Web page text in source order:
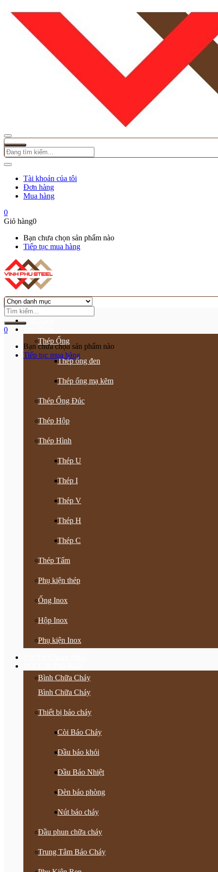
Tài khoản của tôi
Đơn hàng
Mua hàng
0
Giỏ hàng0
Bạn chưa chọn sản phẩm nào
Tiếp tục mua hàng
0
Bạn chưa chọn sản phẩm nào
Tiếp tục mua hàng
Trang chủ
Giới thiệu
Thép Ống
Thép ống đen
Thép ống mạ kẽm
Thép Ống Đúc
Thép Hộp
Thép Hình
Thép U
Thép I
Thép V
Thép H
Thép C
Thép Tấm
Phụ kiện thép
Ống Inox
Hộp Inox
Phụ kiện Inox
Bình Chữa Cháy
Bình Chữa Cháy
Thiết bị báo cháy
Còi Báo Cháy
Đầu báo khói
Đầu Báo Nhiệt
Đèn báo phòng
Nút báo cháy
Đầu phun chữa cháy
Trung Tâm Báo Cháy